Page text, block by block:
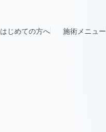
はじめての方へ 施術メニュー